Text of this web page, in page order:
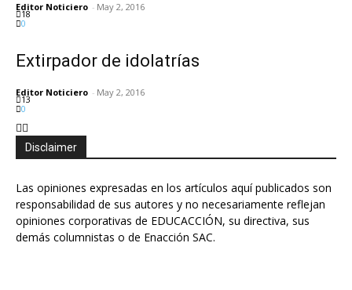
Editor Noticiero - May 2, 2016
18
0
Extirpador de idolatrías
Editor Noticiero - May 2, 2016
13
0
Disclaimer
Las opiniones expresadas en los artículos aquí publicados son
responsabilidad de sus autores y no necesariamente reflejan
opiniones corporativas de EDUCACCIÓN, su directiva, sus
demás columnistas o de Enacción SAC.